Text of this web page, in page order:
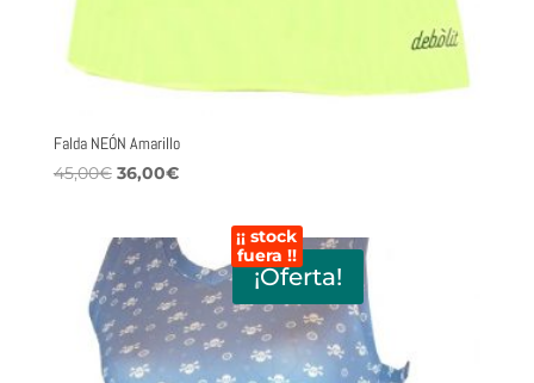
Falda NEÓN Amarillo
45,00€ El
era:
45,00€.
36,00€El
es:
36,00€.
¡Oferta!
¡¡ stock
fuera !!